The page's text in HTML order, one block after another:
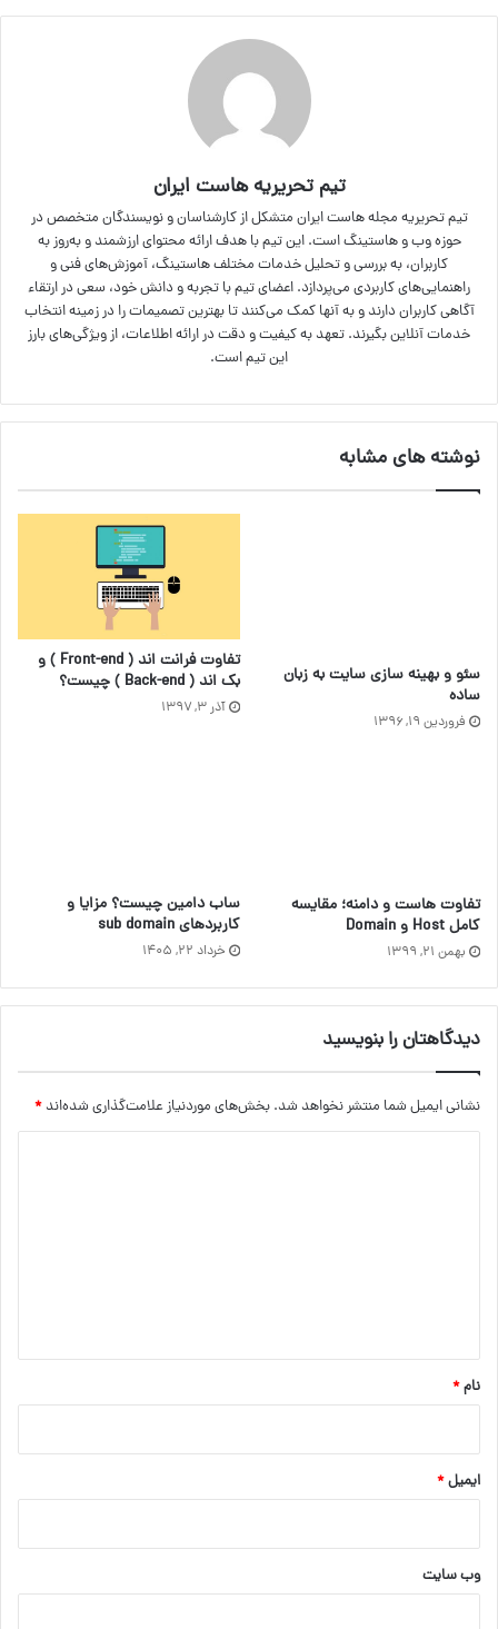
تیم تحریریه هاست ایران
تیم تحریریه مجله هاست ایران متشکل از کارشناسان و نویسندگان متخصص در
حوزه وب و هاستینگ است. این تیم با هدف ارائه محتوای ارزشمند و به‌روز به
کاربران، به بررسی و تحلیل خدمات مختلف هاستینگ، آموزش‌های فنی و
راهنمایی‌های کاربردی می‌پردازد. اعضای تیم با تجربه و دانش خود، سعی در ارتقاء
آگاهی کاربران دارند و به آنها کمک می‌کنند تا بهترین تصمیمات را در زمینه انتخاب
خدمات آنلاین بگیرند. تعهد به کیفیت و دقت در ارائه اطلاعات، از ویژگی‌های بارز
این تیم است.
نوشته های مشابه
سئو و بهینه سازی سایت به زبان
ساده
فروردین ۱۹, ۱۳۹۶
تفاوت‌ فرانت اند ( Front-end ) و
بک اند ( Back-end ) چیست؟
آذر ۳, ۱۳۹۷
تفاوت هاست و دامنه؛ مقایسه
کامل Host و Domain
بهمن ۲۱, ۱۳۹۹
ساب دامین چیست؟ مزایا و
کاربردهای sub domain
خرداد ۲۲, ۱۴۰۵
دیدگاهتان را بنویسید
نشانی ایمیل شما منتشر نخواهد شد. بخش‌های موردنیاز علامت‌گذاری شده‌اند *
نام*
ایمیل*
وب‌ سایت